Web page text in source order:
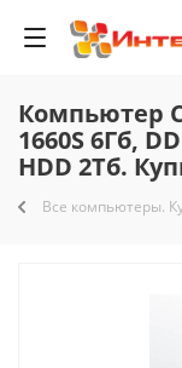
Компьютер
1660S 6Гб,
HDD 2Тб.
Все компьютеры.